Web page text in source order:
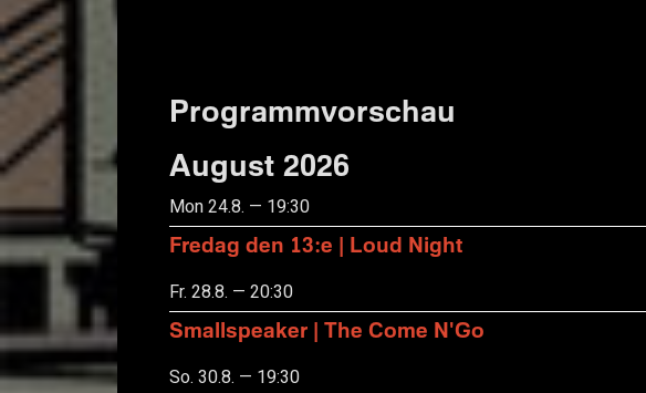
Programmvorschau
August 2026
Mon 24.8. — 19:30
Fredag den 13:e | Loud Night
Fr. 28.8. — 20:30
Smallspeaker | The Come N'Go
So. 30.8. — 19:30